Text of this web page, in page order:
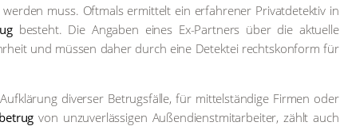
muss. Oft­mals ermit­telt ein erfah­re­ner Pri­vat­de­tek­tiv in
besteht. Die Anga­ben eines Ex-Part­ners über die aktu­el­le
und müs­sen daher durch eine Detek­tei rechts­kon­form für
diver­ser Betrugs­fäl­le, für mit­tel­stän­di­ge Fir­men oder
von unzu­ver­läs­si­gen Außendienst­mitarbeiter, zählt auch